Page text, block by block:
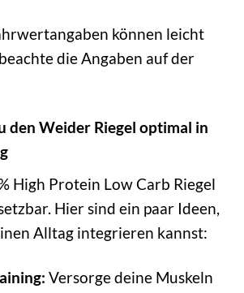
können leicht
die Angaben auf der
den Weider Riegel optimal in
High Protein Low Carb Riegel
Hier sind ein paar Ideen,
Alltag integrieren kannst:
Versorge deine Muskeln